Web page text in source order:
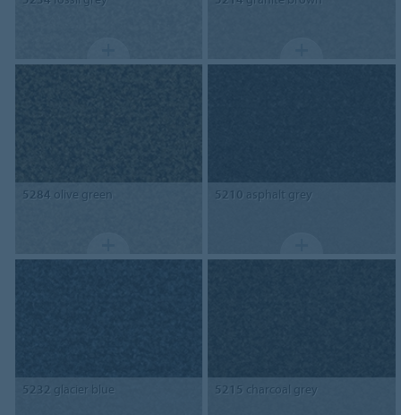
5284 olive green 5210 asphalt grey
5232 glacier blue 5215 charcoal grey